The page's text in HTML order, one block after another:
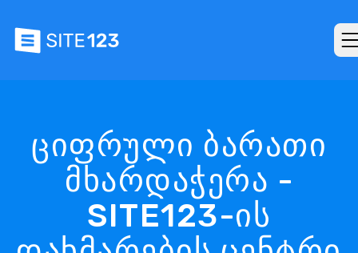
ციფრული ბარათი
მხარდაჭერა -
SITE123-ის